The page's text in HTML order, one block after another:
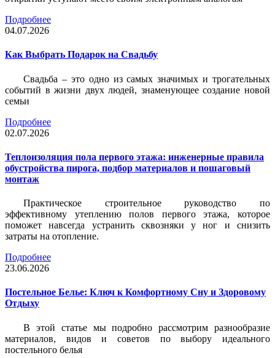
Подробнее
04.07.2026
Как Выбрать Подарок на Свадьбу
Свадьба – это одно из самых значимых и трогательных
событий в жизни двух людей, знаменующее создание новой
семьи
Подробнее
02.07.2026
Теплоизоляция пола первого этажа: инженерные правила
обустройства пирога, подбор материалов и пошаговый
монтаж
Практическое строительное руководство по
эффективному утеплению полов первого этажа, которое
поможет навсегда устранить сквозняки у ног и снизить
затраты на отопление.
Подробнее
23.06.2026
Постельное Белье: Ключ к Комфортному Сну и Здоровому
Отдыху
В этой статье мы подробно рассмотрим разнообразие
материалов, видов и советов по выбору идеального
постельного белья